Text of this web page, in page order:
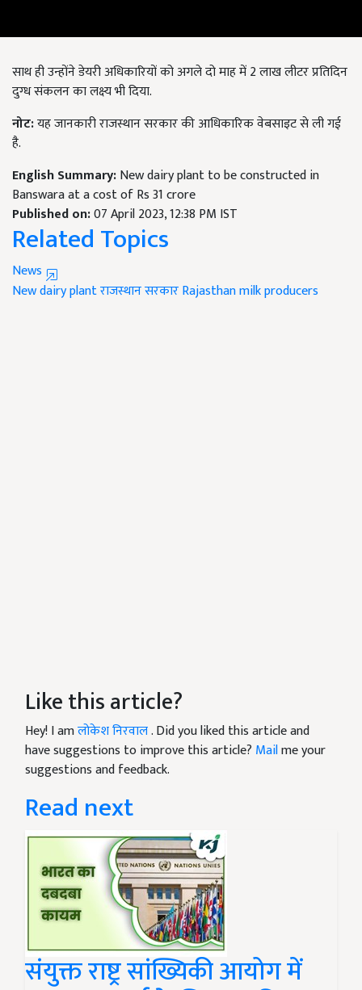
साथ ही उन्होंने डेयरी अधिकारियों को अगले दो माह में 2 लाख लीटर प्रतिदिन
दुग्ध संकलन का लक्ष्य भी दिया.
नोट:यह जानकारी राजस्थान सरकार की आधिकारिक वेबसाइट से ली गई
है.
English Summary:New dairy plant to be constructed in
Banswara at a cost of Rs 31 crore
Published on:07 April 2023, 12:38 PM IST
Related Topics
News
New dairy plantराजस्थान सरकारRajasthanmilk producers
Like this article?
Hey! I amलोकेश निरवाल. Did you liked this article and
have suggestions to improve this article? Mailme your
suggestions and feedback.
Read next
संयुक्त राष्ट्र सांख्यिकी आयोग में